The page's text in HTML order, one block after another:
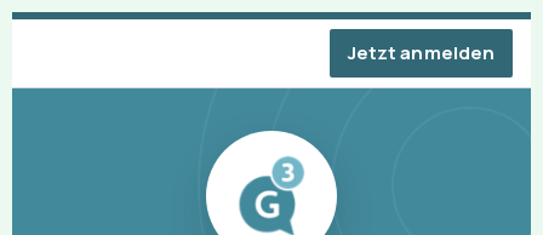
Jetzt anmelden